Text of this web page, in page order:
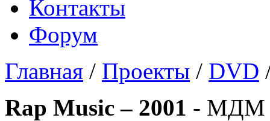
Контакты
Форум
Главная / Проекты / DVD
Rap Music – 2001 - МДМ